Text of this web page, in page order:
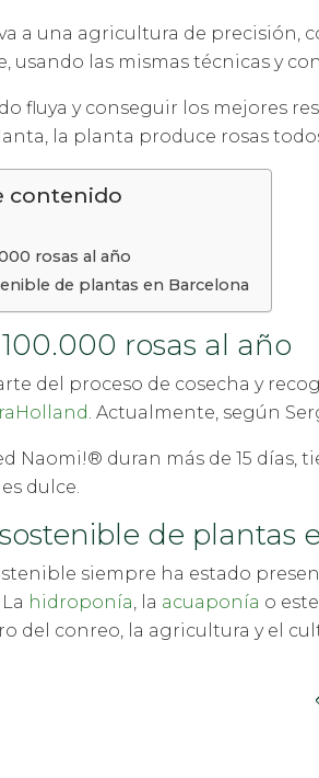
a una agricultura de precisión,
usando las mismas técnicas y
fluya y conseguir los mejores
la planta produce rosas
contenido
rosas al año
de plantas en Barcelona
rosas al año
del proceso de cosecha y
. Actualmente, según
Naomi!® duran más de 15
dulce.
de plantas
siempre ha estado
hidroponía , la acuaponía o
del conreo, la agricultura y el